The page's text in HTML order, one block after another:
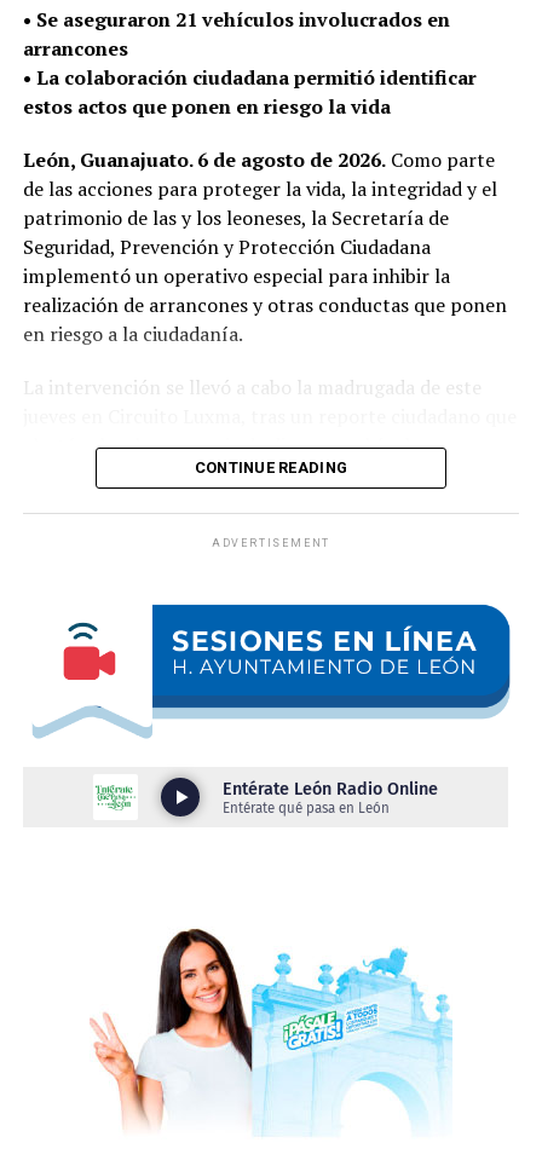
La Secretaría de Seguridad, Prevención y Protección
Ciudadana continúa con el despliegue policial en las
calles para detectar y retirar armas de fuego que puedan
ser utilizadas en la comisión de delitos y atender de
•⁠ ⁠Se aseguraron 21 vehículos involucrados en
arrancones
•⁠ ⁠La colaboración ciudadana permitió identificar
estos actos que ponen en riesgo la vida
León, Guanajuato. 6 de agosto de 2026.Como parte
de las acciones para proteger la vida, la integridad y el
patrimonio de las y los leoneses, la Secretaría de
Seguridad, Prevención y Protección Ciudadana
implementó un operativo especial para inhibir la
realización de arrancones y otras conductas que ponen
en riesgo a la ciudadanía.
La intervención se llevó a cabo la madrugada de este
alertó sobre la presencia de diversos vehículos
realizando competencias ilegales de velocidad.
•⁠ ⁠2 personas presentadas por conducir bajo los influjos
del alcohol
Como parte del protocolo de actuación, a los
médica correspondiente para determinar su estado
condiciones que representan un riesgo para quienes
conducen y para las personas que transitan por la vía
Estos operativos tienen como principal objetivo
prevenir hechos de tránsito con consecuencias fatales,
inhibir conductas de riesgo y garantizar que las
vialidades sean espacios seguros para todas y todos.
CONTINUE READING
ADVERTISEMENT